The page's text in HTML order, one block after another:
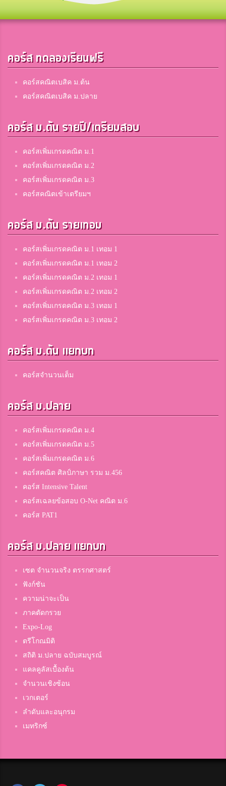
คอร์ส ทดลองเรียนฟรี
คอร์สคณิตเบสิค ม.ต้น
คอร์สคณิตเบสิค ม.ปลาย
คอร์ส ม.ต้น รายปี/เตรียมสอบ
คอร์สเพิ่มเกรดคณิต ม.1
คอร์สเพิ่มเกรดคณิต ม.2
คอร์สเพิ่มเกรดคณิต ม.3
คอร์สคณิตเข้าเตรียมฯ
คอร์ส ม.ต้น รายเทอม
คอร์สเพิ่มเกรดคณิต ม.1 เทอม 1
คอร์สเพิ่มเกรดคณิต ม.1 เทอม 2
คอร์สเพิ่มเกรดคณิต ม.2 เทอม 1
คอร์สเพิ่มเกรดคณิต ม.2 เทอม 2
คอร์สเพิ่มเกรดคณิต ม.3 เทอม 1
คอร์สเพิ่มเกรดคณิต ม.3 เทอม 2
คอร์ส ม.ต้น แยกบท
คอร์สจำนวนเต็ม
คอร์ส ม.ปลาย
คอร์สเพิ่มเกรดคณิต ม.4
คอร์สเพิ่มเกรดคณิต ม.5
คอร์สเพิ่มเกรดคณิต ม.6
คอร์สคณิต ศิลป์ภาษา รวม ม.456
คอร์ส Intensive Talent
คอร์สเฉลยข้อสอบ O-Net คณิต ม.6
คอร์ส PAT1
คอร์ส ม.ปลาย แยกบท
เซต จำนวนจริง ตรรกศาสตร์
ฟังก์ชัน
ความน่าจะเป็น
ภาคตัดกรวย
Expo-Log
ตรีโกณมิติ
สถิติ ม.ปลาย ฉบับสมบูรณ์
แคลคูลัสเบื้องต้น
จำนวนเชิงซ้อน
เวกเตอร์
ลำดับและอนุกรม
เมทริกซ์